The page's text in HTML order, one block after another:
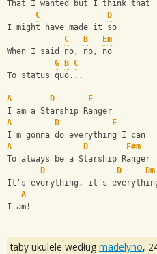
That I wanted but I think that
C
D
I might have made it so
C
B
Em
When I said no, no, no
G
B C
To status quo...
A D
E
I am a Starship Ranger
A
D
E
I'm gonna do everything I can
A
D
F#m
To always be a Starship Ranger
D
D
Dm
It's everything, it's
A
I am!
taby ukulele według madelyno,